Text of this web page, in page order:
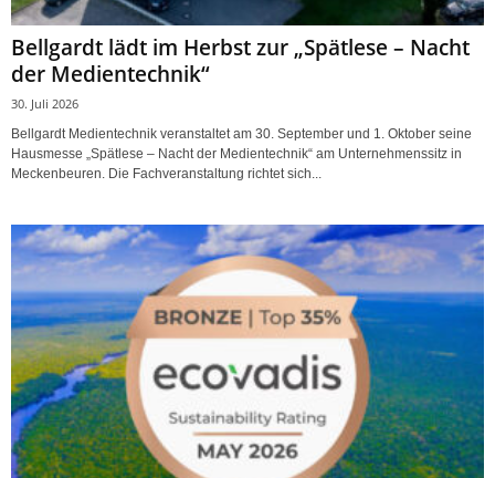
Bellgardt lädt im Herbst zur „Spätlese – Nacht
der Medientechnik“
30. Juli 2026
Bellgardt Medientechnik veranstaltet am 30. September und 1. Oktober seine
Hausmesse „Spätlese – Nacht der Medientechnik“ am Unternehmenssitz in
Meckenbeuren. Die Fachveranstaltung richtet sich...